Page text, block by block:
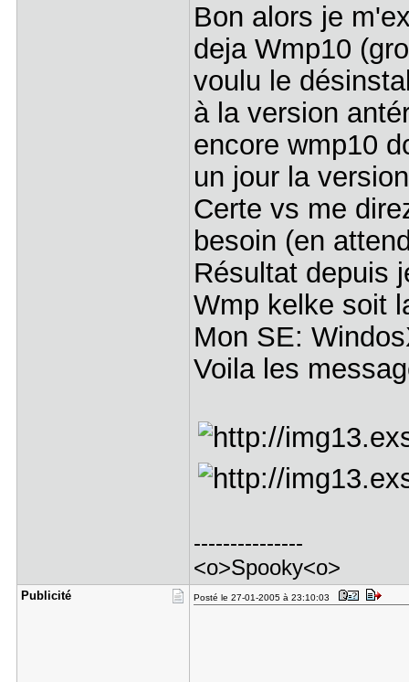
Bon alors je
deja Wmp10
voulu le
à la version
encore wmp10
un jour la
Certe vs me
besoin (en
Résultat depuis
Wmp kelke soit
Mon SE:
Voila les
---------------
<o>Spooky<o>
Publicité Posté le 27-01-2005 à 23:10:03